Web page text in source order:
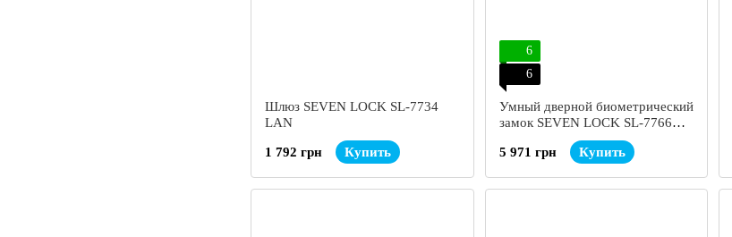
Шлюз SEVEN LOCK SL-7734
LAN
1 792 грн Купить
6
6
Умный дверной биометрический
замок SEVEN LOCK SL-7766BF
5 971 грн
Купить